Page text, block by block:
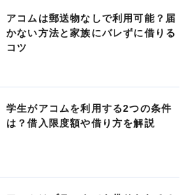
アコムは郵送物なしで利用可能？届
かない方法と家族にバレずに借りる
コツ
学生がアコムを利用する2つの条件
は？借入限度額や借り方を解説